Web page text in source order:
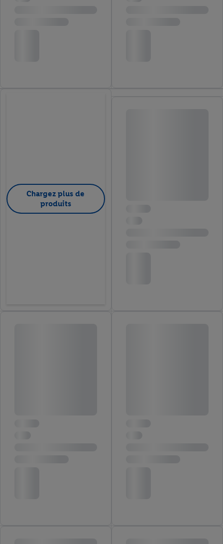
Chargez plus de
produits